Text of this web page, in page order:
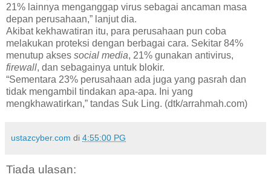
21% lainnya menganggap virus sebagai ancaman masa
depan perusahaan,” lanjut dia.
Akibat kekhawatiran itu, para perusahaan pun coba
melakukan proteksi dengan berbagai cara. Sekitar 84%
menutup akses social media, 21% gunakan antivirus,
firewall, dan sebagainya untuk blokir.
“Sementara 23% perusahaan ada juga yang pasrah dan
tidak mengambil tindakan apa-apa. Ini yang
mengkhawatirkan,” tandas Suk Ling. (dtk/arrahmah.com)
ustazcyber.com di 4:55:00 PG
Tiada ulasan: